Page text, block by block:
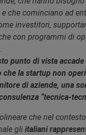
che cominciano ad
investitori,
con programmi di
punto di vista accade
che la startup non
di aziende, una
“tecnica-
che nel contesto
gli italiani